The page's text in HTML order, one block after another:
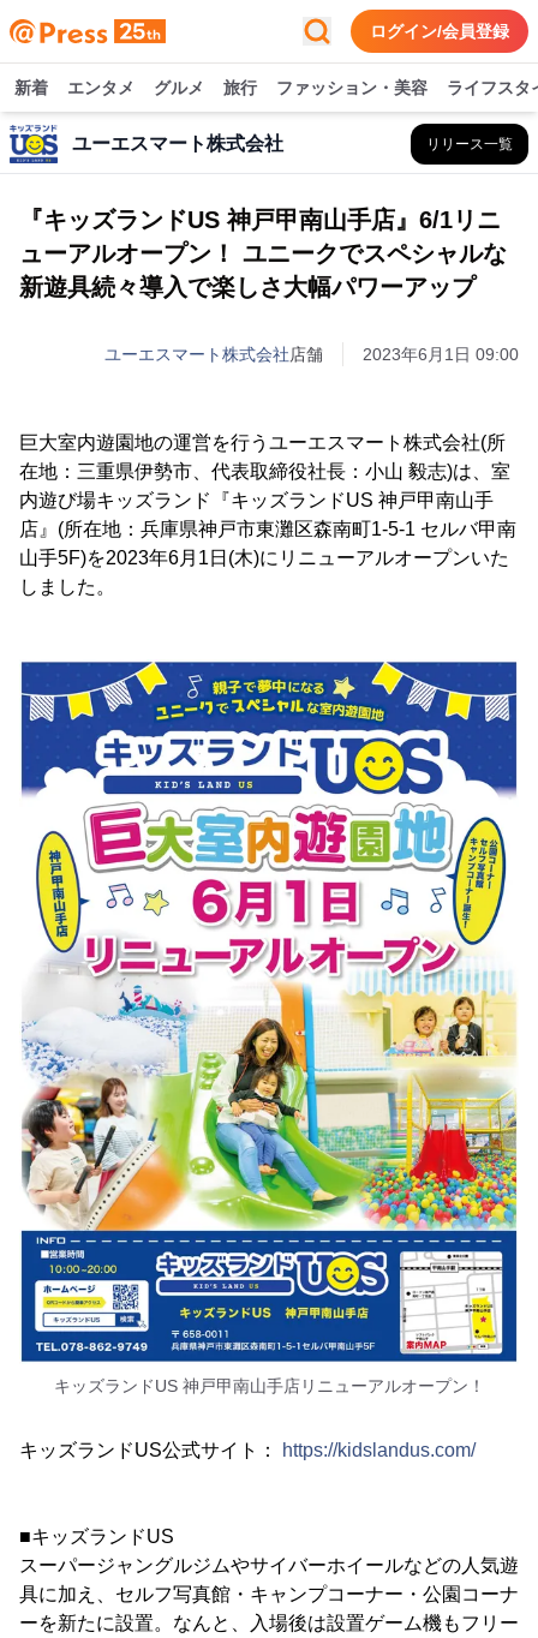
ログイン/会員登録
新着 エンタメ グルメ 旅行 ファッション・美容 ライフスタ
ユーエスマート株式会社 リリース一覧
『キッズランドUS 神戸甲南山手店』6/1リニ
ューアルオープン！ ユニークでスペシャルな
新遊具続々導入で楽しさ大幅パワーアップ
ユーエスマート株式会社店舗 2023年6月1日 09:00
巨大室内遊園地の運営を行うユーエスマート株式会社(所
在地：三重県伊勢市、代表取締役社長：小山 毅志)は、室
内遊び場キッズランド『キッズランドUS 神戸甲南山手
店』(所在地：兵庫県神戸市東灘区森南町1-5-1 セルバ甲南
山手5F)を2023年6月1日(木)にリニューアルオープンいた
しました。
キッズランドUS 神戸甲南山手店リニューアルオープン！
キッズランドUS公式サイト： https://kidslandus.com/
■キッズランドUS
スーパージャングルジムやサイバーホイールなどの人気遊
具に加え、セルフ写真館・キャンプコーナー・公園コーナ
ーを新たに設置。なんと、入場後は設置ゲーム機もフリー